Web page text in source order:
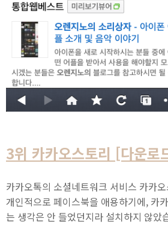
3위 카카오스토리 [다운로
카카오톡의 소셜네트워크 서비스 카카
개인적으로 페이스북을 애용하기에, 카
는 생각은 안 들었던지라 설치하지 않았